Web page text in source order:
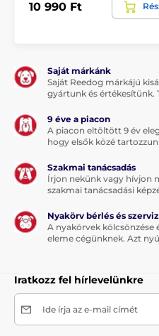
A csomag tartalma:
Megjegyzés: A kép csak
változhatnak. A képek csak
A termék a
Táplálék és felszerelés
Kutyapóráz
10 990 Ft
Saját márkánk
Saját Reedog márkájú
gyártunk és értékesítünk.
9 éve a piacon
A piacon eltöltött 9 év
hogy elsők közé
Szakmai tanácsadás
Írjon nekünk vagy hívjon
szakmai tanácsadási
Nyakörv bérlés és szerviz
A nyakörvek kölcsönzése
eleme cégünknek. Azt
Iratkozz fel hírlevelünkre
Ide írja az e-mail címét